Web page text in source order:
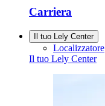
Carriera
Il tuo Lely Center
Localizzatore
Il tuo Lely Center